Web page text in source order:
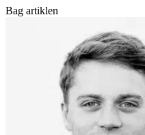
Bag artiklen